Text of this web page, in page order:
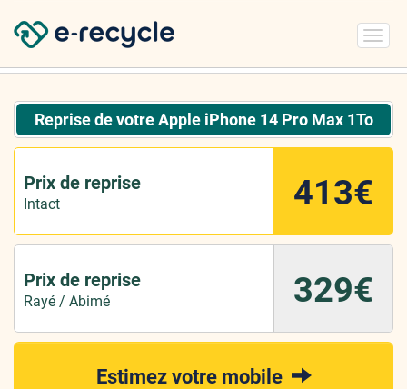
Reprise de votre Apple iPhone 14 Pro Max 1To
Prix de reprise
Intact 413€
Prix de reprise
Rayé / Abimé 329€
Estimez votre mobile